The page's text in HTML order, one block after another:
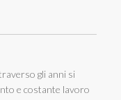
gli anni si
e costante lavoro